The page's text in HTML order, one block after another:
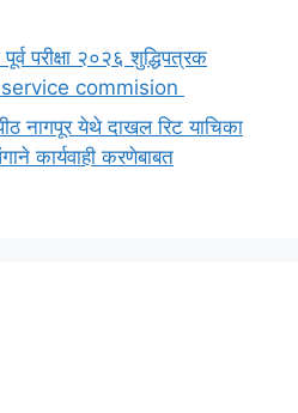
परीक्षा २०२६ शुद्धिपत्रक
commision
नागपूर येथे दाखल रिट याचिका
कार्यवाही करणेबाबत